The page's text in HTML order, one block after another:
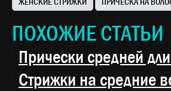
ЖЕНСКИЕ СТРИЖКИ ПРИЧЕСКА НА
ПОХОЖИЕ СТАТЬИ
Прически средней
Стрижки на средние